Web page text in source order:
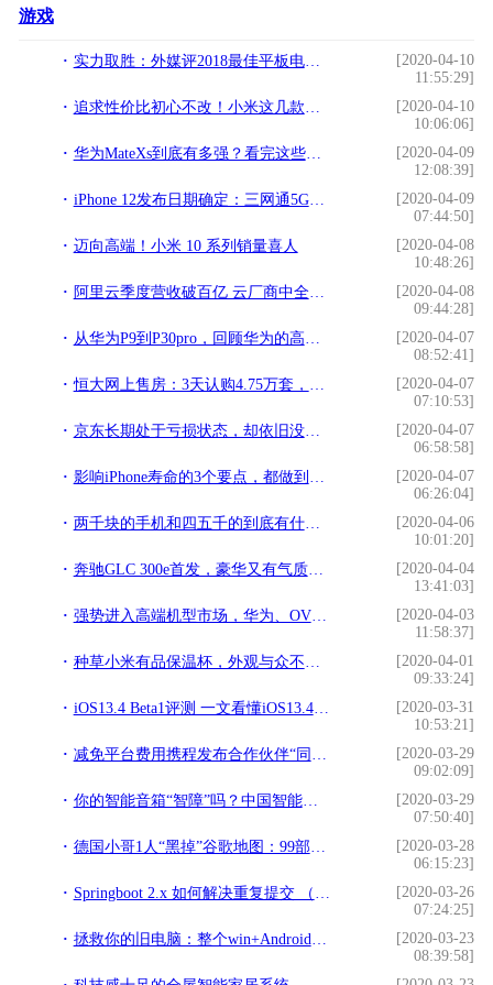
游戏
实力取胜：外媒评2018最佳平板电脑Top7出炉
[2020-04-10
11:55:29]
追求性价比初心不改！小米这几款高品亲民神器，款款都让友商服气
[2020-04-10
10:06:06]
华为MateXs到底有多强？看完这些神操作我真的服了
[2020-04-09
12:08:39]
iPhone 12发布日期确定：三网通5G+三摄+大电池，价格感人
[2020-04-09
07:44:50]
迈向高端！小米 10 系列销量喜人
[2020-04-08
10:48:26]
阿里云季度营收破百亿 云厂商中全球第三家
[2020-04-08
09:44:28]
从华为P9到P30pro，回顾华为的高端之路
[2020-04-07
08:52:41]
恒大网上售房：3天认购4.75万套，价值580亿，还有什么互联网不能干
[2020-04-07
07:10:53]
京东长期处于亏损状态，却依旧没有倒闭，这其中又有什么缘故呢？
[2020-04-07
06:58:58]
影响iPhone寿命的3个要点，都做到或能再坚持几年，你做到几点？
[2020-04-07
06:26:04]
两千块的手机和四五千的到底有什么区别？
[2020-04-06
10:01:20]
奔驰GLC 300e首发，豪华又有气质，再现德系高端品质，价格提升
[2020-04-04
13:41:03]
强势进入高端机型市场，华为、OV们的日子不好过了？
[2020-04-03
11:58:37]
种草小米有品保温杯，外观与众不同，保温能力印象深刻
[2020-04-01
09:33:24]
iOS13.4 Beta1评测 一文看懂iOS13.4新特性与升降级攻略
[2020-03-31
10:53:21]
减免平台费用携程发布合作伙伴“同袍”计划
[2020-03-29
09:02:09]
你的智能音箱“智障”吗？中国智能音箱市场销量近6000万台
[2020-03-29
07:50:40]
德国小哥1人“黑掉”谷歌地图：99部手机就能造成交通拥堵
[2020-03-28
06:15:23]
Springboot 2.x 如何解决重复提交 （本地锁的实践）
[2020-03-26
07:24:25]
拯救你的旧电脑：整个win+Android的双系统
[2020-03-23
08:39:58]